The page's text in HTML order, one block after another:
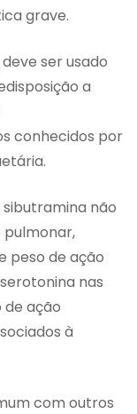
grave.
ser usado
a
conhecidos por
não
pulmonar,
peso de ação
nas
ação
à
com outros